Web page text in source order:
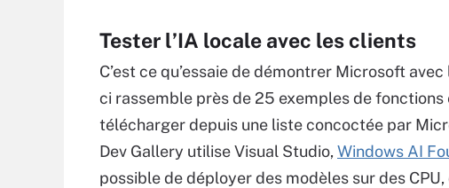
Tester l’IA locale avec les clients
C’est ce qu’essaie de démontrer Microsoft
ci rassemble près de 25 exemples de fonctions
télécharger depuis une liste concoctée par
Dev Gallery utilise Visual Studio, Windows AI
possible de déployer des modèles sur des CPU,